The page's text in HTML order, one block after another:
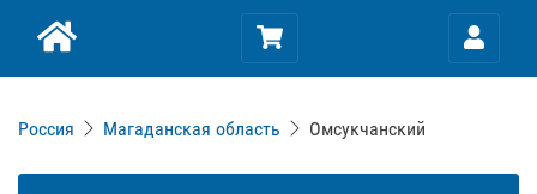
Россия Магаданская область Омсукчанский